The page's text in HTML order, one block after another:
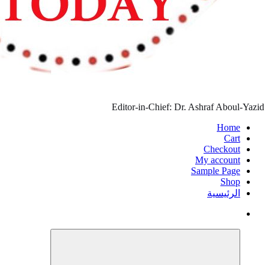
Editor-in-